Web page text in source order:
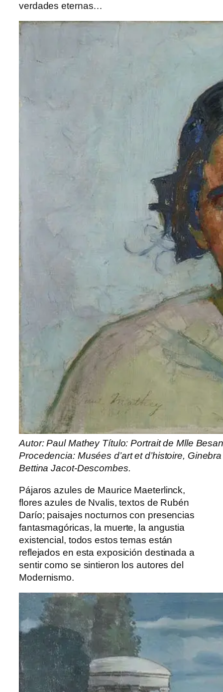
verdades eternas…
Autor: Paul Mathey Título: Portrait de Mlle
Procedencia: Musées d’art et d’histoire,
Bettina Jacot-Descombes.
Pájaros azules de Maurice Maeterlinck,
flores azules de Nvalis, textos de Rubén
Darío; paisajes nocturnos con presencias
fantasmagóricas, la muerte, la angustia
existencial, todos estos temas están
reflejados en esta exposición destinada a
sentir como se sintieron los autores del
Modernismo.